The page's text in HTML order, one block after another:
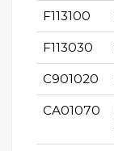
F113100
F113030
C901020
CA01070